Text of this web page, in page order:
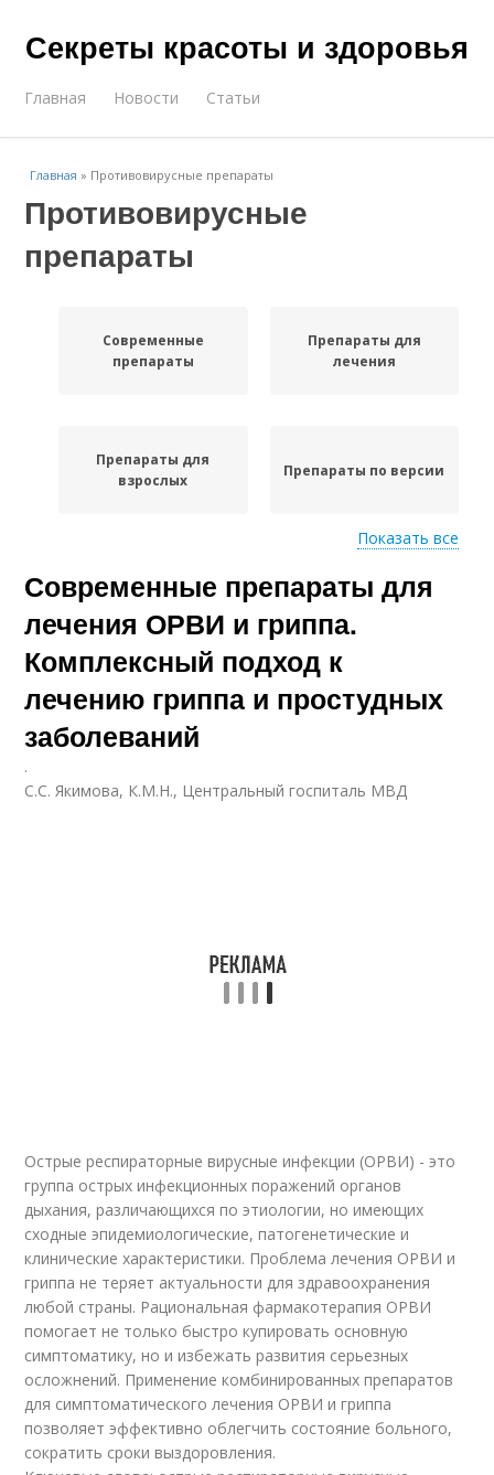
Секреты красоты и здоровья
Главная Новости Статьи
Главная » Противовирусные препараты
Противовирусные
препараты
Современные
препараты
Препараты для
лечения
Препараты для
взрослых
Препараты по версии
Препараты при
коронавирусе
Препараты против
коронавируса
Противовирусные
средства
Препараты от
простуды
Препараты при
энтеровирусной
инфекции
Показать все
Современные препараты для
лечения ОРВИ и гриппа.
Комплексный подход к
лечению гриппа и простудных
заболеваний
.
С.С. Якимова, К.М.Н., Центральный госпиталь МВД
Острые респираторные вирусные инфекции (ОРВИ) - это
группа острых инфекционных поражений органов
дыхания, различающихся по этиологии, но имеющих
сходные эпидемиологические, патогенетические и
клинические характеристики. Проблема лечения ОРВИ и
гриппа не теряет актуальности для здравоохранения
любой страны. Рациональная фармакотерапия ОРВИ
помогает не только быстро купировать основную
симптоматику, но и избежать развития серьезных
осложнений. Применение комбинированных препаратов
для симптоматического лечения ОРВИ и гриппа
позволяет эффективно облегчить состояние больного,
сократить сроки выздоровления.